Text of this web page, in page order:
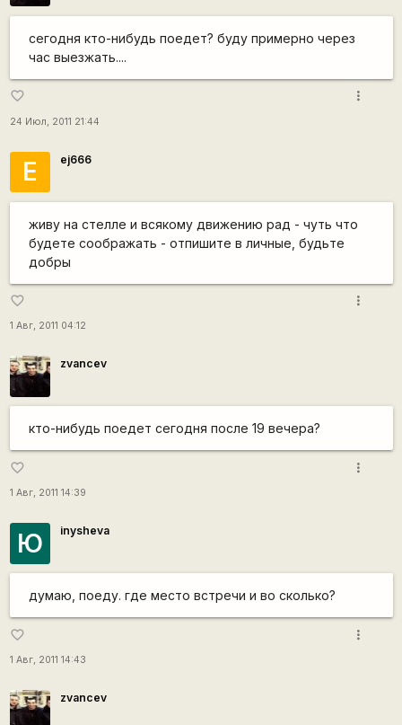
сегодня кто-нибудь поедет? буду примерно через
час выезжать....
favorite_border
24 Июл, 2011 21:44
more_vert
E ej666
живу на стелле и всякому движению рад - чуть что
будете соображать - отпишите в личные, будьте
добры
favorite_border
1 Авг, 2011 04:12
more_vert
zvancev
кто-нибудь поедет сегодня после 19 вечера?
favorite_border
1 Авг, 2011 14:39
more_vert
Ю inysheva
думаю, поеду. где место встречи и во сколько?
favorite_border
1 Авг, 2011 14:43
more_vert
zvancev